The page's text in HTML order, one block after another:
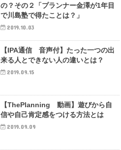
の？その２「プランナー金澤が1年目
で川島塾で得たことは？」
2019.10.03
【IPA通信 音声付】たった一つの出
来る人とできない人の違いとは？
2019.09.15
【ThePlanning 動画】遊びから自
信や自己肯定感をつける方法とは
2019.09.09